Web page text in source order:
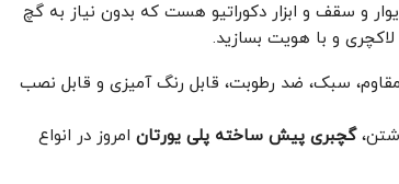
و سقف و ابزار دکوراتیو هست که بدون نیاز به گچ
لاکچری و با هویت بسازید.
سبک، ضد رطوبت، قابل رنگ‌ آمیزی و قابل نصب
گچبری پیش ساخته پلی یورتان امروز در انواع